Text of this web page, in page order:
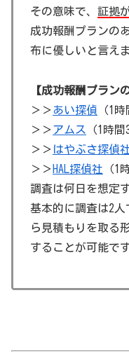
その意味で、 証拠
成功報酬プランの
布に優しいと言えま
【成功報酬プラン
＞＞あい探偵 （1
＞＞アムス
（1時
＞＞ はやぶさ探偵
＞＞ HAL探偵社 （1
調査は何日を想定
基本的に調査は2
ら見積もりを取る
することが可能です